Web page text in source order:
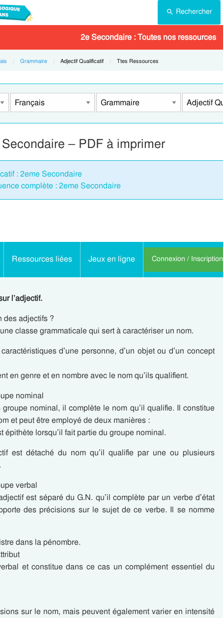
Rechercher
2e Secondaire : Toutes nos ressources
Grammaire Current:
Adjectif Qualificatif Current:
Ttes Ressources
– PDF à imprimer
: 2eme Secondaire
complète : 2eme Secondaire
Ressources liées Jeux en ligne Connexion / Inscription
l’adjectif.
des adjectifs ?
classe grammaticale qui sert à caractériser un nom.
d’une personne, d’un objet ou d’un concept
en genre et en nombre avec le nom qu’ils qualifient.
nominal
groupe nominal, il complète le nom qu’il qualifie. Il constitue
et peut être employé de deux manières :
épithète lorsqu’il fait partie du groupe nominal.
est détaché du nom qu’il qualifie par une ou plusieurs
verbal
est séparé du G.N. qu’il complète par un verbe d’état
des précisions sur le sujet de ce verbe. Il se nomme
dans la pénombre.
et constitue dans ce cas un complément essentiel du
sur le nom, mais peuvent également varier en intensité